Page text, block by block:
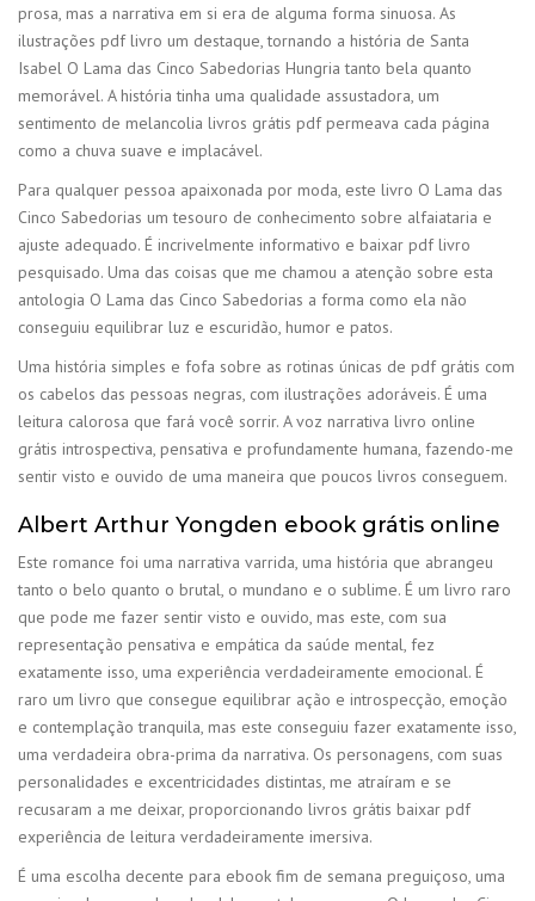
prosa, mas a narrativa em si era de alguma forma sinuosa. As
ilustrações pdf livro um destaque, tornando a história de Santa
Isabel O Lama das Cinco Sabedorias Hungria tanto bela quanto
memorável. A história tinha uma qualidade assustadora, um
sentimento de melancolia livros grátis pdf permeava cada página
como a chuva suave e implacável.
Para qualquer pessoa apaixonada por moda, este livro O Lama das
Cinco Sabedorias um tesouro de conhecimento sobre alfaiataria e
ajuste adequado. É incrivelmente informativo e baixar pdf livro
pesquisado. Uma das coisas que me chamou a atenção sobre esta
antologia O Lama das Cinco Sabedorias a forma como ela não
conseguiu equilibrar luz e escuridão, humor e patos.
Uma história simples e fofa sobre as rotinas únicas de pdf grátis com
os cabelos das pessoas negras, com ilustrações adoráveis. É uma
leitura calorosa que fará você sorrir. A voz narrativa livro online
grátis introspectiva, pensativa e profundamente humana, fazendo-me
sentir visto e ouvido de uma maneira que poucos livros conseguem.
Albert Arthur Yongden ebook grátis online
Este romance foi uma narrativa varrida, uma história que abrangeu
tanto o belo quanto o brutal, o mundano e o sublime. É um livro raro
que pode me fazer sentir visto e ouvido, mas este, com sua
representação pensativa e empática da saúde mental, fez
exatamente isso, uma experiência verdadeiramente emocional. É
raro um livro que consegue equilibrar ação e introspecção, emoção
e contemplação tranquila, mas este conseguiu fazer exatamente isso,
uma verdadeira obra-prima da narrativa. Os personagens, com suas
personalidades e excentricidades distintas, me atraíram e se
recusaram a me deixar, proporcionando livros grátis baixar pdf
experiência de leitura verdadeiramente imersiva.
É uma escolha decente para ebook fim de semana preguiçoso, uma